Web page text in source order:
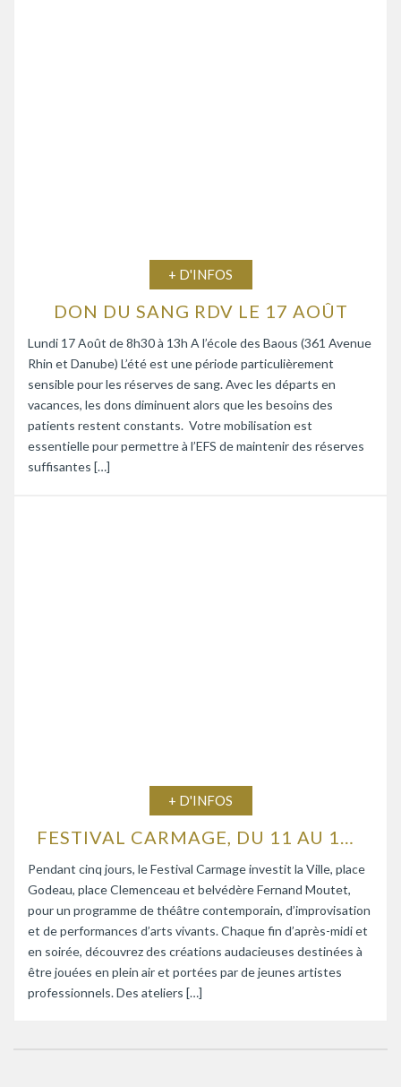
+ D'INFOS
DON DU SANG RDV LE 17 AOÛT
Lundi 17 Août de 8h30 à 13h A l’école des Baous (361 Avenue
Rhin et Danube) L’été est une période particulièrement
sensible pour les réserves de sang. Avec les départs en
vacances, les dons diminuent alors que les besoins des
patients restent constants. Votre mobilisation est
essentielle pour permettre à l’EFS de maintenir des réserves
suffisantes […]
+ D'INFOS
Pendant cinq jours, le Festival Carmage investit la Ville, place
Godeau, place Clemenceau et belvédère Fernand Moutet,
pour un programme de théâtre contemporain, d’improvisation
et de performances d’arts vivants. Chaque fin d’après-midi et
en soirée, découvrez des créations audacieuses destinées à
être jouées en plein air et portées par de jeunes artistes
professionnels. Des ateliers […]